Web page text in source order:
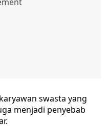
swasta yang
menjadi penyebab